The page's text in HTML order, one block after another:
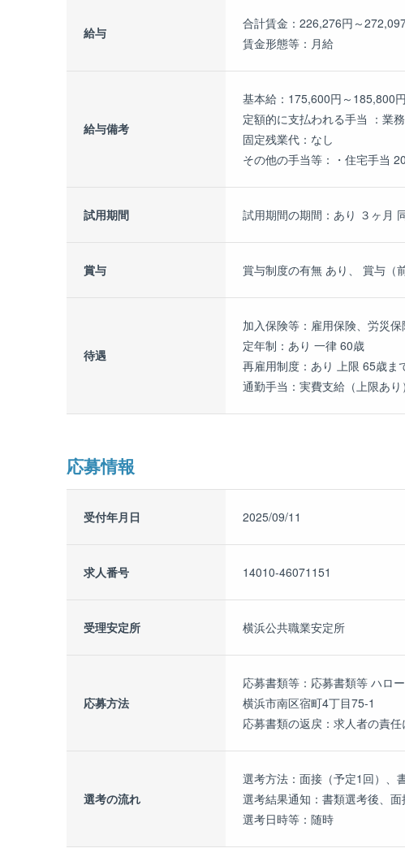
給与
合計賃金：226,276円～
賃金形態等：月給
給与備考
基本給：175,600円～185,800円
定額的に支払われる手当 ：業
固定残業代：なし
その他の手当等：・住宅手当
試用期間 試用期間の期間：あり ３ヶ月
賞与 賞与制度の有無 あり、 賞与（
待遇
加入保険等：雇用保険、労災
定年制：あり 一律 60歳
再雇用制度：あり 上限 65歳ま
通勤手当：実費支給（上限あ
応募情報
受付年月日 2025/09/11
求人番号 14010-46071151
受理安定所 横浜公共職業安定所
応募方法
応募書類等：応募書類等 ハロ
横浜市南区宿町4丁目75-1
応募書類の返戻：求人者の責
選考の流れ
選考方法：面接（予定1回）、
選考結果通知：書類選考後、
選考日時等：随時